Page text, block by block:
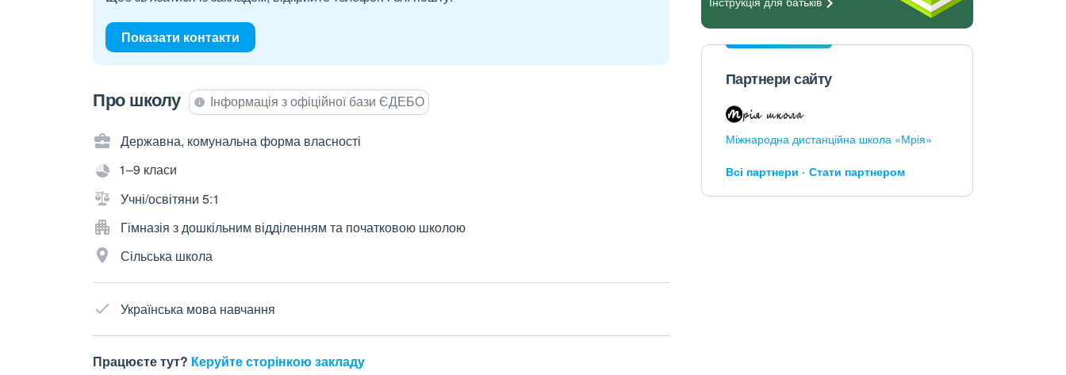
Показати контакти
Про школу Інформація з офіційної бази ЄДЕБО
Державна, комунальна форма власності
1–9 класи
Учні/освітяни 5:1
Гімназія з дошкільним відділенням та початковою школою
Сільська школа
Українська мова навчання
Працюєте тут? Керуйте сторінкою закладу
Партнери сайту
Міжнародна дистанційна школа «Мрія»
Всі партнери Стати партнером